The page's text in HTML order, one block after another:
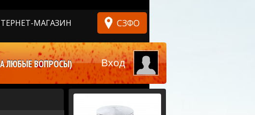
МАГАЗИН СЗФО
ЛЮБЫЕ ВОПРОСЫ) Вход